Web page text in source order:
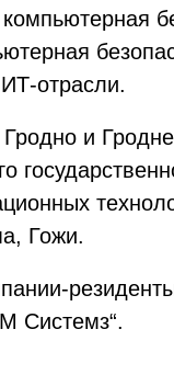
отрасли.
и
Гожи.
Системз“.